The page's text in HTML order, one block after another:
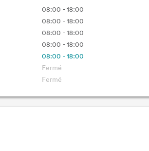
08:00 - 18:00
08:00 - 18:00
08:00 - 18:00
08:00 - 18:00
08:00 - 18:00
Fermé
Fermé